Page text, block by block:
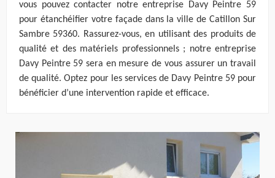
vous pouvez contacter notre entreprise Davy Peintre 59
pour étanchéifier votre façade dans la ville de Catillon Sur
Sambre 59360. Rassurez-vous, en utilisant des produits de
qualité et des matériels professionnels ; notre entreprise
Davy Peintre 59 sera en mesure de vous assurer un travail
de qualité. Optez pour les services de Davy Peintre 59 pour
bénéficier d’une intervention rapide et efficace.